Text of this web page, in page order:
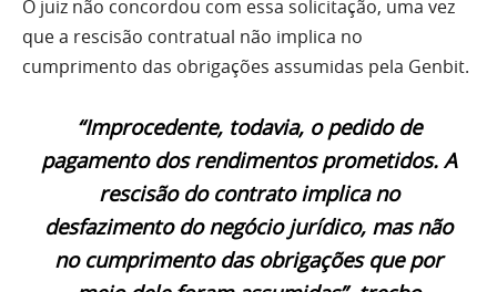
O juiz não concordou com essa solicitação, uma vez
que a rescisão contratual não implica no
cumprimento das obrigações assumidas pela Genbit.
“Improcedente, todavia, o pedido de
pagamento dos rendimentos prometidos. A
rescisão do contrato implica no
desfazimento do negócio jurídico, mas não
no cumprimento das obrigações que por